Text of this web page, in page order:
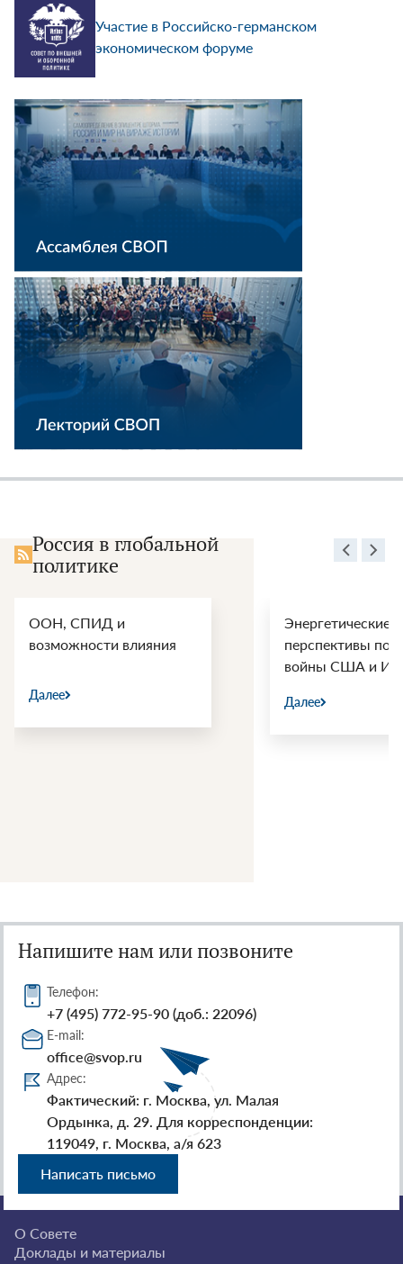
Участие в Российско-германском
экономическом форуме
Россия в глобальной
политике
ООН, СПИД и
возможности влияния
Далее
Энергетические
перспективы
войны США и
Далее
Напишите нам или позвоните
Телефон:
+7 (495) 772-95-90 (доб.: 22096)
E-mail:
office@svop.ru
Адрес:
Фактический: г. Москва, ул. Малая
Ордынка, д. 29. Для корреспонденции:
119049, г. Москва, а/я 623
Написать письмо
О Совете
Доклады и материалы